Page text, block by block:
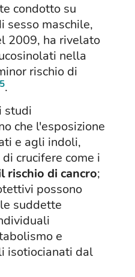
condotto su
sesso maschile,
2009, ha rivelato
nella
rischio di
.
studi
che l'esposizione
e agli indoli,
crucifere come i
rischio di cancro;
possono
suddette
e
isotiocianati dal